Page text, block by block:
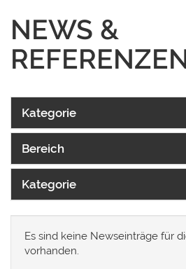
NEWS &
Kategorie
Bereich
Kategorie
Es sind keine Newseinträge für
vorhanden.